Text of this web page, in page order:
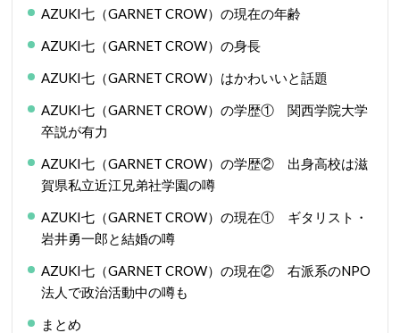
AZUKI七（GARNET CROW）の現在の年齢
AZUKI七（GARNET CROW）の身長
AZUKI七（GARNET CROW）はかわいいと話題
AZUKI七（GARNET CROW）の学歴① 関西学院大学
卒説が有力
AZUKI七（GARNET CROW）の学歴② 出身高校は滋
賀県私立近江兄弟社学園の噂
AZUKI七（GARNET CROW）の現在① ギタリスト・
岩井勇一郎と結婚の噂
AZUKI七（GARNET CROW）の現在② 右派系のNPO
法人で政治活動中の噂も
まとめ